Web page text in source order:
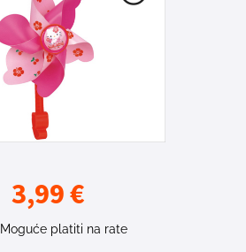
3,99€
Moguće platiti na rate